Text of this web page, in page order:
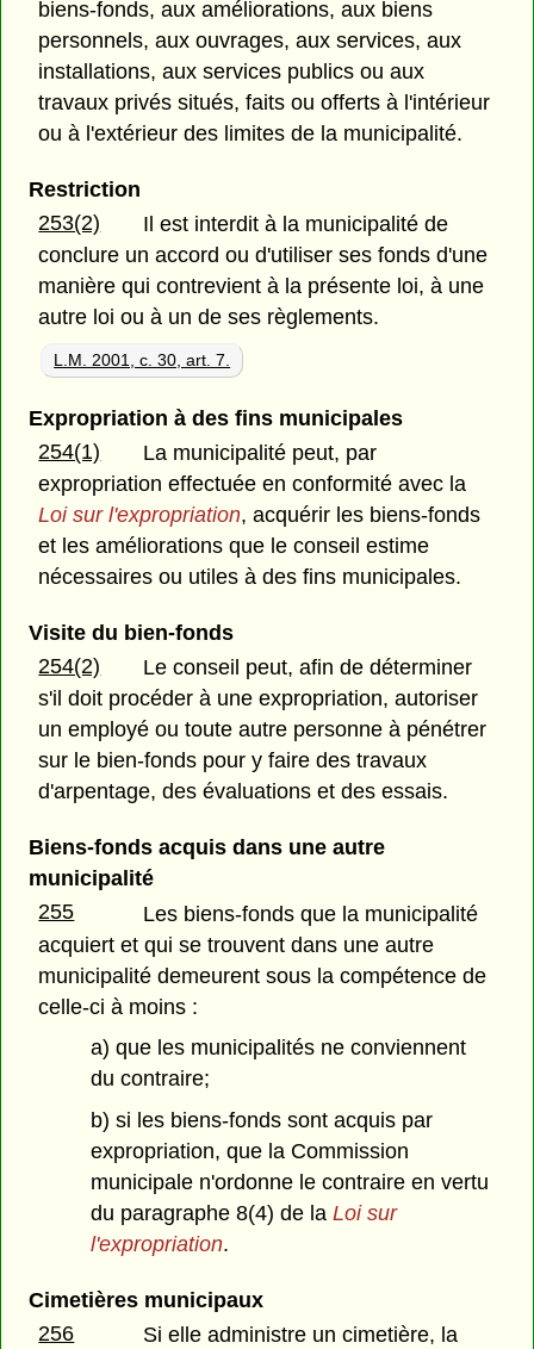
biens-fonds, aux améliorations, aux biens
personnels, aux ouvrages, aux services, aux
installations, aux services publics ou aux
travaux privés situés, faits ou offerts à l'intérieur
ou à l'extérieur des limites de la municipalité.
Restriction
253(2)
Il est interdit à la municipalité de
conclure un accord ou d'utiliser ses fonds d'une
manière qui contrevient à la présente loi, à une
autre loi ou à un de ses règlements.
L.M. 2001, c. 30, art. 7.
Expropriation à des fins municipales
254(1)
La municipalité peut, par
expropriation effectuée en conformité avec la
Loi sur l'expropriation, acquérir les biens-fonds
et les améliorations que le conseil estime
nécessaires ou utiles à des fins municipales.
Visite du bien-fonds
254(2)
Le conseil peut, afin de déterminer
s'il doit procéder à une expropriation, autoriser
un employé ou toute autre personne à pénétrer
sur le bien-fonds pour y faire des travaux
d'arpentage, des évaluations et des essais.
Biens-fonds acquis dans une autre
municipalité
255
Les biens-fonds que la municipalité
acquiert et qui se trouvent dans une autre
municipalité demeurent sous la compétence de
celle-ci à moins :
a) que les municipalités ne conviennent
du contraire;
b) si les biens-fonds sont acquis par
expropriation, que la Commission
municipale n'ordonne le contraire en vertu
du paragraphe 8(4) de laLoi sur
l'expropriation.
Cimetières municipaux
256
Si elle administre un cimetière, la